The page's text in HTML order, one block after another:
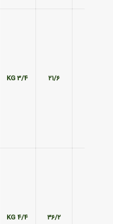
۲۱/۶ 3/4 KG
۳۶/۲ 4/4 KG